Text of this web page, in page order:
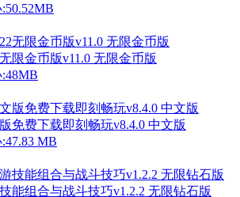
限金币版v11.0 无限金币版
免费下载即刻畅玩v8.4.0 中文版
MB
能组合与战斗技巧v1.2.2 无限钻石版